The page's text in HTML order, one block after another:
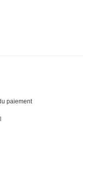
paiement